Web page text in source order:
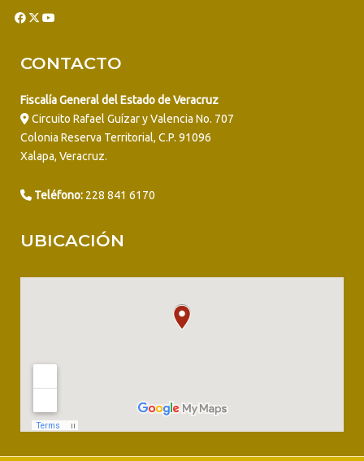
CONTACTO
Fiscalía General del Estado de Veracruz
Circuito Rafael Guízar y Valencia No. 707
Colonia Reserva Territorial, C.P. 91096
Xalapa, Veracruz.
Teléfono: 228 841 6170
UBICACIÓN